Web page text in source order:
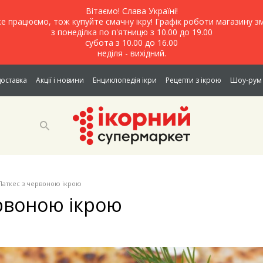
Вітаємо! Слава Україні!
працюємо, тож купуйте смачну ікру! Графік роботи магазину
з понеділка по п'ятницю з 10.00 до 19.00
субота з 10.00 до 16.00
неділя - вихідний.
Акції і новини Енциклопедія ікри Рецепти з ікрою Шоу-рум
з червоною ікрою
ікрою